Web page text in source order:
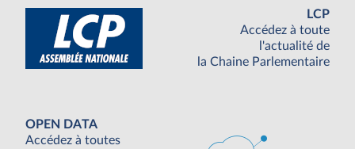
LCP
Accédez à toute
l'actualité de
la Chaine Parlementaire
OPEN DATA
Accédez à toutes